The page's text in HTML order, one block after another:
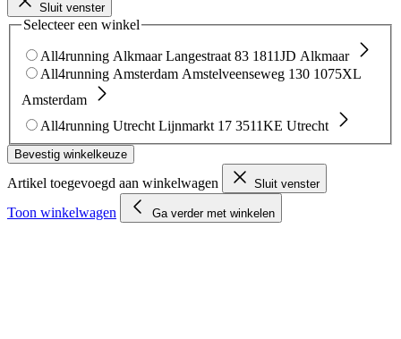
Sluit venster
Selecteer een winkel
All4running Alkmaar Langestraat 83 1811JD Alkmaar
All4running Amsterdam Amstelveenseweg 130 1075XL
Amsterdam
All4running Utrecht Lijnmarkt 17 3511KE Utrecht
Bevestig winkelkeuze
Artikel toegevoegd aan winkelwagen Sluit venster
Toon winkelwagen Ga verder met winkelen